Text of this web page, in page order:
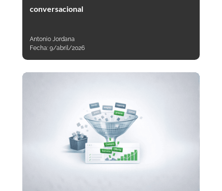
conversacional
Antonio Jordana
Fecha: 9/abril/2026